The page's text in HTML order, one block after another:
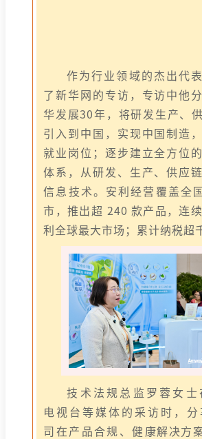
作为行业领域的杰出代
了新华网的专访，专访中他
华发展30年，将研发生产、
引入到中国，实现中国制造
就业岗位；逐步建立全方位
体系，从研发、生产、供应
信息技术。安利经营覆盖全
市，推出超 240 款产品，连
利全球最大市场；累计纳税超
技术法规总监罗蓉女士
电视台等媒体的采访时，
司在产品合规、健康解决方